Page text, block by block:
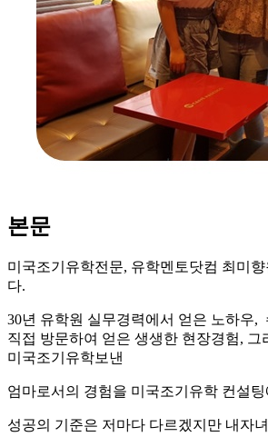
본문
미국조기유학전문, 유학멘토닷컴 최미향
다.
30년 유학원 실무경력에서 얻은 노하우,
직접 방문하여 얻은 생생한 현장경험, 그
미국조기유학보낸
엄마로서의 경험을 미국조기유학 컨설
성공의 기준은 저마다 다르겠지만 내자